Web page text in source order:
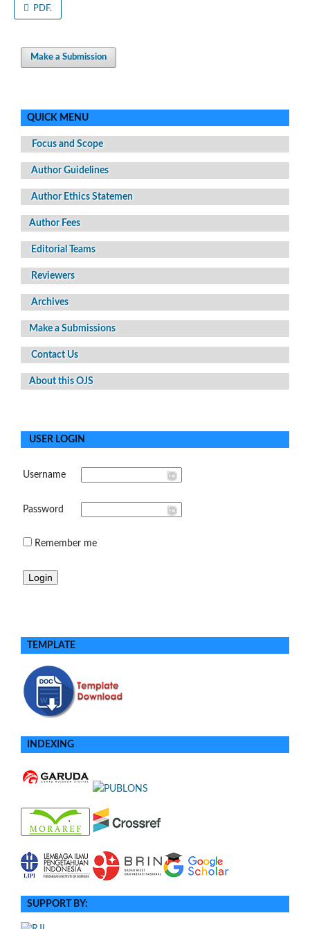
PDF.
Make a Submission
QUICK MENU
Focus and Scope
Author Guidelines
Author Ethics Statemen
Author Fees
Editorial Teams
Reviewers
Archives
Make a Submissions
Contact Us
About this OJS
USER LOGIN
Username
Password
Remember me
TEMPLATE
INDEXING
SUPPORT BY: